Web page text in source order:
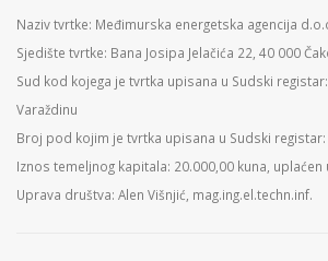
Naziv tvrtke: Međimurska energetska agencija
Sjedište tvrtke: Bana Josipa Jelačića 22, 40 000
Sud kod kojega je tvrtka upisana u Sudski
Varaždinu
Broj pod kojim je tvrtka upisana u Sudski registar:
Iznos temeljnog kapitala: 20.000,00 kuna, uplaćen
Uprava društva: Alen Višnjić, mag.ing.el.techn.inf.